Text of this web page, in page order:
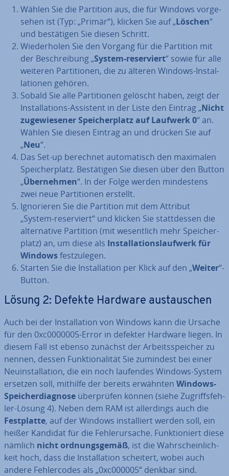
Wählen Sie die Partition aus, die für Windows vor­ge­
se­hen ist (Typ: „Primär“), klicken Sie auf „Löschen“
und be­stä­ti­gen Sie diesen Schritt.
Wie­der­ho­len Sie den Vorgang für die Partition mit
der Be­schrei­bung „System-re­ser­viert“ sowie für alle
weiteren Par­ti­tio­nen, die zu älteren Windows-In­stal­
la­tio­nen gehören.
Sobald Sie alle Par­ti­tio­nen gelöscht haben, zeigt der
In­stal­la­ti­ons-Assistent in der Liste den Eintrag „Nicht
zu­ge­wie­se­ner Spei­cher­platz auf Laufwerk 0“ an.
Wählen Sie diesen Eintrag an und drücken Sie auf
„Neu“.
Das Set-up berechnet au­to­ma­tisch den maximalen
Spei­cher­platz. Be­stä­ti­gen Sie diesen über den Button
„Über­neh­men“. In der Folge werden min­des­tens
zwei neue Par­ti­tio­nen erstellt.
Igno­rie­ren Sie die Partition mit dem Attribut
„System-re­ser­viert“ und klicken Sie statt­des­sen die
al­ter­na­ti­ve Partition (mit we­sent­lich mehr Spei­cher­
platz) an, um diese als In­stal­la­ti­ons­lauf­werk für
Windowsfest­zu­le­gen.
Starten Sie die In­stal­la­ti­on per Klick auf den „Weiter“-
Button.
Lösung 2: Defekte Hardware aus­tau­schen
Auch bei der In­stal­la­ti­on von Windows kann die Ursache
für den 0xc0000005-Error in defekter Hardware liegen. In
diesem Fall ist ebenso zunächst der Ar­beits­spei­cher zu
nennen, dessen Funk­tio­na­li­tät Sie zumindest bei einer
Neu­in­stal­la­ti­on, die ein noch laufendes Windows-System
ersetzen soll, mithilfe der bereits erwähnten Windows-
Spei­cher­dia­gno­se über­prü­fen können (siehe Zu­griffs­feh­
ler-Lösung 4). Neben dem RAM ist al­ler­dings auch die
Fest­plat­te, auf der Windows in­stal­liert werden soll, ein
heißer Kandidat für die Feh­ler­ur­sa­che. Funk­tio­niert diese
nämlich nicht ord­nungs­ge­mäß, ist die Wahr­schein­lich­
keit hoch, dass die In­stal­la­ti­on scheitert, wobei auch
andere Feh­ler­codes als „0xc000005“ denkbar sind.